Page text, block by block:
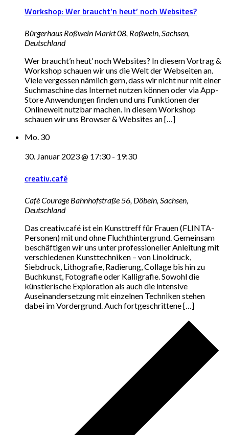
Workshop: Wer braucht’n heut’ noch Websites?
Bürgerhaus Roßwein Markt 08, Roßwein, Sachsen,
Deutschland
Wer braucht’n heut’ noch Websites? In diesem Vortrag &
Workshop schauen wir uns die Welt der Webseiten an.
Viele vergessen nämlich gern, dass wir nicht nur mit einer
Suchmaschine das Internet nutzen können oder via App-
Store Anwendungen finden und uns Funktionen der
Onlinewelt nutzbar machen. In diesem Workshop
schauen wir uns Browser & Websites an […]
Mo. 30
30. Januar 2023 @ 17:30- 19:30
creativ.café
Café Courage Bahnhofstraße 56, Döbeln, Sachsen,
Deutschland
Das creativ.café ist ein Kunsttreff für Frauen (FLINTA-
Personen) mit und ohne Fluchthintergrund. Gemeinsam
beschäftigen wir uns unter professioneller Anleitung mit
verschiedenen Kunsttechniken – von Linoldruck,
Siebdruck, Lithografie, Radierung, Collage bis hin zu
Buchkunst, Fotografie oder Kalligrafie. Sowohl die
künstlerische Exploration als auch die intensive
Auseinandersetzung mit einzelnen Techniken stehen
dabei im Vordergrund. Auch fortgeschrittene […]